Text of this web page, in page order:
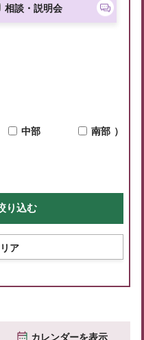
相談・説明会
中部 南部 ）
ア
カレンダーを表示